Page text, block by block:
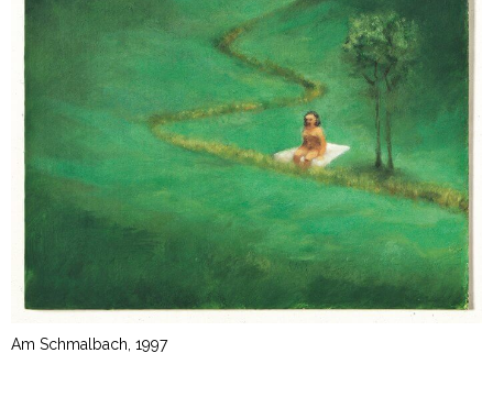
Am Schmalbach, 1997